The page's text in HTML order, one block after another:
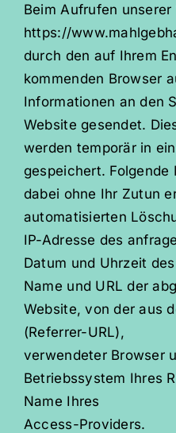
Beim Aufrufen unserer
https://
durch den auf Ihrem
kommenden Browser
Informationen an den
Website gesendet.
werden temporär in
gespeichert. Folgende
dabei ohne Ihr Zutun
automatisierten
IP-Adresse des
Datum und Uhrzeit
Name und URL der
Website, von der aus
(Referrer-URL),
verwendeter Browser
Betriebssystem Ihres
Name Ihres
Access-Providers.